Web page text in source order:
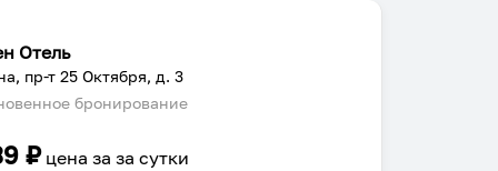
Отель
пр-т 25 Октября, д. 3
бронирование
₽ цена заза сутки